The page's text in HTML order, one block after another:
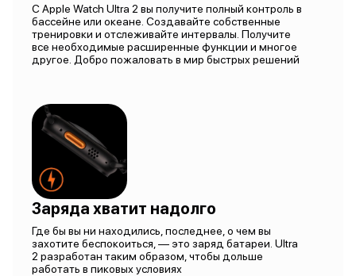
С Apple Watch Ultra 2 вы получите полный контроль в
бассейне или океане. Создавайте собственные
тренировки и отслеживайте интервалы. Получите
все необходимые расширенные функции и многое
другое. Добро пожаловать в мир быстрых решений
Заряда хватит надолго
Где бы вы ни находились, последнее, о чем вы
захотите беспокоиться, — это заряд батареи. Ultra
2 разработан таким образом, чтобы дольше
работать в пиковых условиях